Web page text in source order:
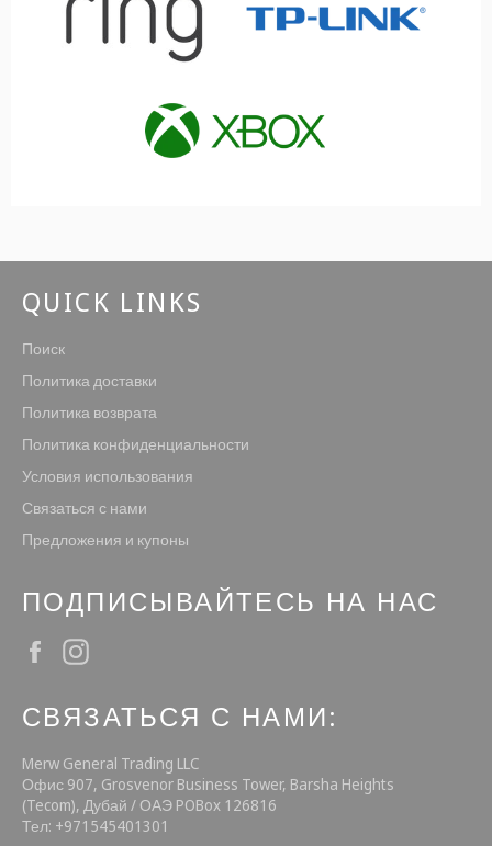
QUICK LINKS
Поиск
Политика доставки
Политика возврата
Политика конфиденциальности
Условия использования
Связаться с нами
Предложения и купоны
ПОДПИСЫВАЙТЕСЬ НА НАС
Facebook
СВЯЗАТЬСЯ С НАМИ:
Merw General Trading LLC
Офис 907, Grosvenor Business Tower, Barsha Heights
(Tecom), Дубай / ОАЭ POBox 126816
Тел: +971545401301